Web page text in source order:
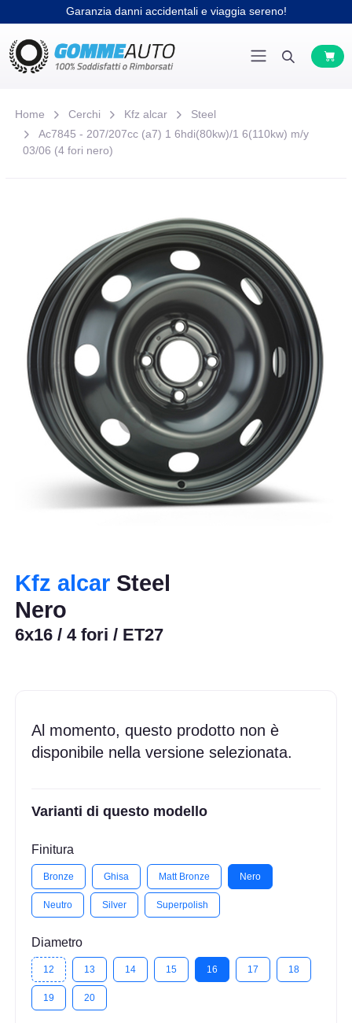
Garanzia danni accidentali e viaggia sereno!
Home Cerchi Kfz alcar
Steel
Ac7845 - 207/207cc (a7) 1 6hdi(80kw)/1 6(110kw) m/y
03/06 (4 fori nero)
Kfz alcar Steel
Nero
6x16 / 4 fori / ET27
Al momento, questo prodotto non è
disponibile nella versione selezionata.
Varianti di questo modello
Finitura
Bronze Ghisa Matt Bronze Nero
Neutro Silver Superpolish
Diametro
12 13 14 15 16 17 18
19 20